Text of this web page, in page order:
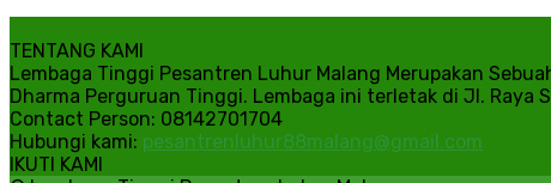
TENTANG KAMI
Lembaga Tinggi Pesantren Luhur Malang Merupakan
Dharma Perguruan Tinggi. Lembaga ini terletak di Jl. Raya
Contact Person: 08142701704
Hubungi kami: pesantrenluhur88malang@gmail.com
IKUTI KAMI